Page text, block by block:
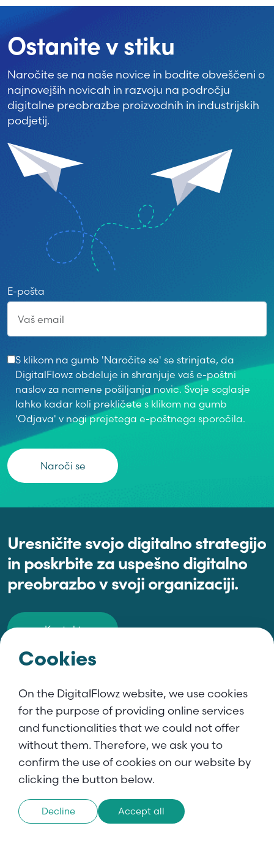
Ostanite v stiku
Naročite se na naše novice in bodite obveščeni o
najnovejših novicah in razvoju na področju
digitalne preobrazbe proizvodnih in industrijskih
podjetij.
E-pošta
S klikom na gumb 'Naročite se' se strinjate, da
DigitalFlowz obdeluje in shranjuje vaš e-poštni
naslov za namene pošiljanja novic. Svoje soglasje
lahko kadar koli prekličete s klikom na gumb
'Odjava' v nogi prejetega e-poštnega sporočila.
Naroči se
Uresničite svojo digitalno strategijo
in poskrbite za uspešno digitalno
preobrazbo v svoji organizaciji.
Kontakt
Izvedi več
Zakaj mi
Storitve
Dobre prakse
Naša zgodba
Blog
Kontakt
Cookies
On the DigitalFlowz website, we use cookies
for the purpose of providing online services
and functionalities that we could not offer
without them. Therefore, we ask you to
confirm the use of cookies on our website by
clicking the button below.
Decline Accept all